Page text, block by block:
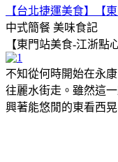
【台北捷運美食】【
中式簡餐 美味食記
【東門站美食-江浙
不知從何時開始在永
往麗水街走。雖然這
興著能悠閒的東看西晃